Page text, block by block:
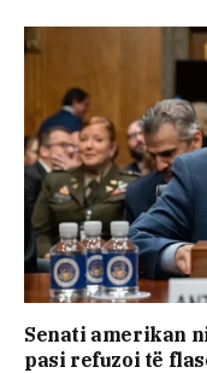
Senati amerikan
pasi refuzoi të